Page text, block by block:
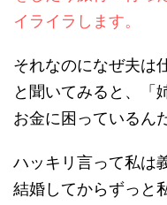
イライラします。
それなのになぜ夫は
と聞いてみると、「
お金に困っているん
ハッキリ言って私は
結婚してからずっと